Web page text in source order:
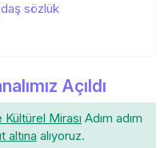
sözlük
Açıldı
Kültürel Mirası Adım adım
altına alıyoruz.